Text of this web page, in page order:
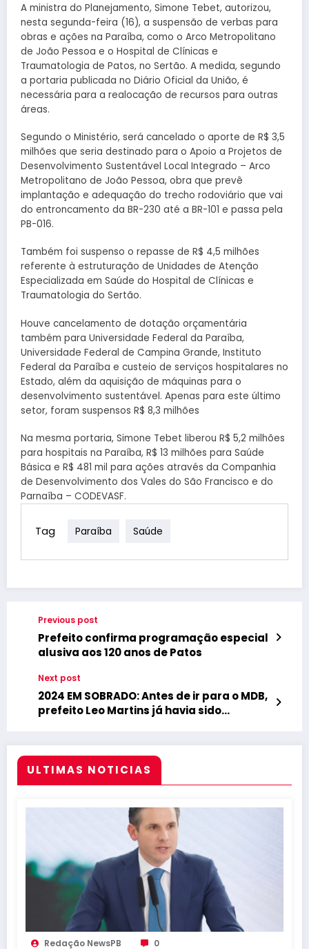
A ministra do Planejamento, Simone Tebet, autorizou,
nesta segunda-feira (16), a suspensão de verbas para
obras e ações na Paraíba, como o Arco Metropolitano
de João Pessoa e o Hospital de Clínicas e
Traumatologia de Patos, no Sertão. A medida, segundo
a portaria publicada no Diário Oficial da União, é
necessária para a realocação de recursos para outras
áreas.
Segundo o Ministério, será cancelado o aporte de R$ 3,5
milhões que seria destinado para o Apoio a Projetos de
Desenvolvimento Sustentável Local Integrado – Arco
Metropolitano de João Pessoa, obra que prevê
implantação e adequação do trecho rodoviário que vai
do entroncamento da BR-230 até a BR-101 e passa pela
PB-016.
Também foi suspenso o repasse de R$ 4,5 milhões
referente à estruturação de Unidades de Atenção
Especializada em Saúde do Hospital de Clínicas e
Traumatologia do Sertão.
Houve cancelamento de dotação orçamentária
também para Universidade Federal da Paraíba,
Universidade Federal de Campina Grande, Instituto
Federal da Paraíba e custeio de serviços hospitalares no
Estado, além da aquisição de máquinas para o
desenvolvimento sustentável. Apenas para este último
setor, foram suspensos R$ 8,3 milhões
Na mesma portaria, Simone Tebet liberou R$ 5,2 milhões
para hospitais na Paraíba, R$ 13 milhões para Saúde
Básica e R$ 481 mil para ações através da Companhia
de Desenvolvimento dos Vales do São Francisco e do
Parnaíba – CODEVASF.
Tag Paraíba Saúde
Previous post
Prefeito confirma programação especial
alusiva aos 120 anos de Patos
Next post
2024 EM SOBRADO: Antes de ir para o MDB,
prefeito Leo Martins já havia sido
ULTIMAS NOTICIAS
Redação NewsPB 0